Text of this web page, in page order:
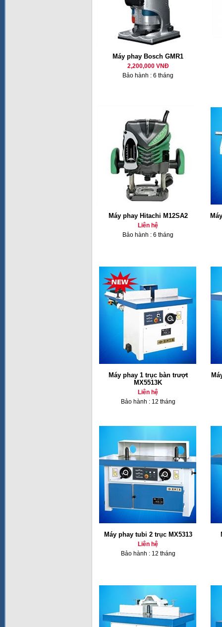
Máy phay Bosch GMR1
2,200,000 VNĐ
Bảo hành : 6 tháng
Máy phay Hitachi M12SA2
Liên hệ
Bảo hành : 6 tháng
Máy phay 1 trục bàn trượt
MX5513K
Liên hệ
Bảo hành : 12 tháng
Máy phay tubi 2 trục MX5313
Liên hệ
Bảo hành : 12 tháng